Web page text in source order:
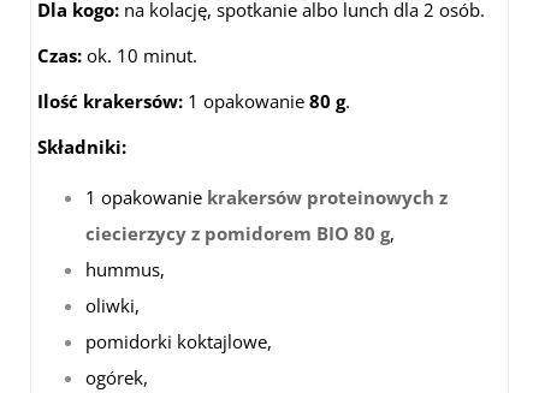
Dla kogo: na kolację, spotkanie albo lunch dla 2 osób.
Czas: ok. 10 minut.
Ilość krakersów: 1 opakowanie 80 g.
Składniki:
1 opakowanie krakersów proteinowych z
ciecierzycy z pomidorem BIO 80 g,
hummus,
oliwki,
pomidorki koktajlowe,
ogórek,